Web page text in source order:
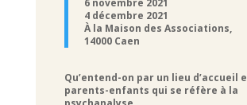
6 novembre 2021
4 décembre 2021
À la Maison des Associations,
14000 Caen
Qu’entend-on par un lieu d’accueil
parents-enfants qui se réfère à la